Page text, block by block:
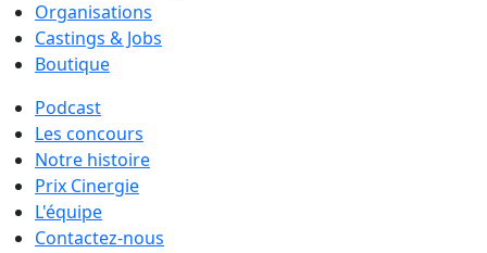
Organisations
Castings & Jobs
Boutique
Podcast
Les concours
Notre histoire
Prix Cinergie
L'équipe
Contactez-nous